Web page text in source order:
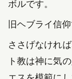
ボルです。
旧ヘブライ信
ささげなけれ
ト教は神に気